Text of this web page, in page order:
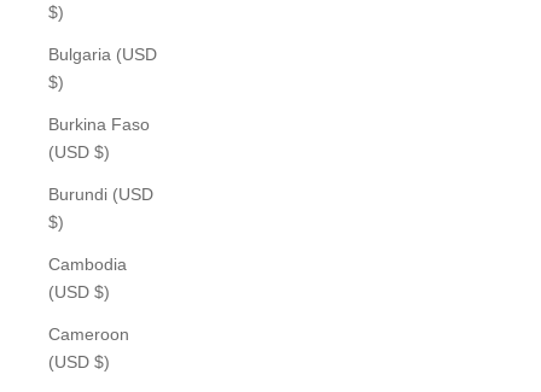
$)
Bulgaria (USD
$)
Burkina Faso
(USD $)
Burundi (USD
$)
Cambodia
(USD $)
Cameroon
(USD $)